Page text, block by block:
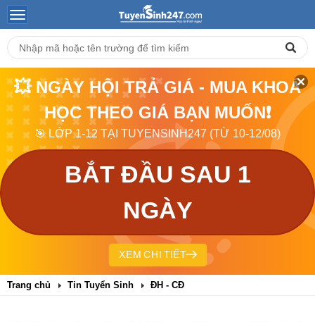
💥 NGÀY HỘI TRẢ GIÁ - MUA KHOÁ
HỌC THEO GIÁ BẠN MUỐN❗
🎯 LỚP 1-12 TẠI TUYENSINH247 (TỪ 10-12/08)
BẮT ĐẦU SAU 1
NGÀY
XEM CHI TIẾT
Trang chủ Tin Tuyển Sinh ĐH - CĐ